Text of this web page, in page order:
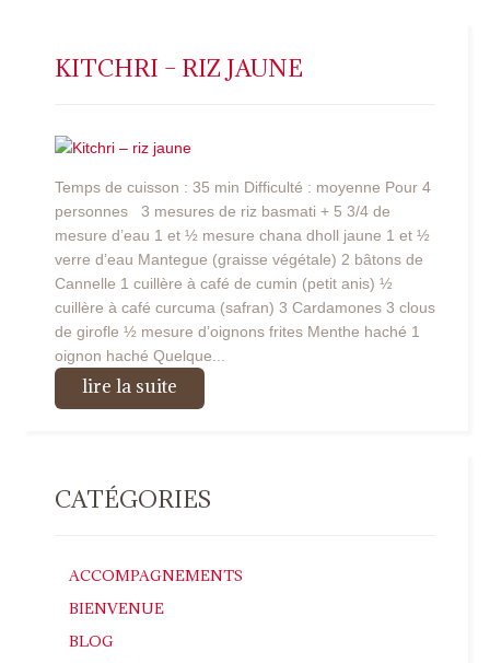
KITCHRI – RIZ JAUNE
Temps de cuisson : 35 min Difficulté : moyenne Pour 4
personnes
3 mesures de riz basmati + 5 3/4 de
mesure d’eau 1 et ½ mesure chana dholl jaune 1 et ½
verre d’eau Mantegue (graisse végétale) 2 bâtons de
Cannelle 1 cuillère à café de cumin (petit anis) ½
cuillère à café curcuma (safran) 3 Cardamones 3 clous
de girofle ½ mesure d’oignons frites Menthe haché 1
oignon haché Quelque...
lire la suite
CATÉGORIES
ACCOMPAGNEMENTS
BIENVENUE
BLOG